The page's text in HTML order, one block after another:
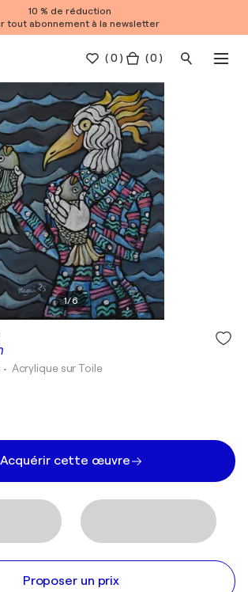
10 % de réduction
tout abonnement à la newsletter
(0 ) ( 0 )
1/6
• Acrylique sur Toile
Acquérir cette œuvre
Proposer un prix